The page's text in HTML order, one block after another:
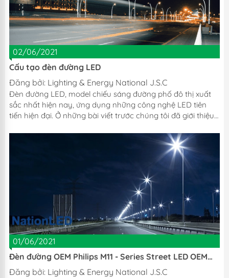
02/06/2021
Cấu tạo đèn đường LED
Đăng bởi: Lighting & Energy National J.S.C
Đèn đường LED, model chiếu sáng đường phố đô thị xuất
sắc nhất hiện nay, ứng dụng những công nghệ LED tiên
tiến hiện đại. Ở những bài viết trước chúng tôi đã giới thiệu
lượng, với những ưu điểm tuyệt vời. Hôm nay chúng tôi sẽ
tổng hợp lại một cách rõ nét nhất về cấu tạo của đèn
đường LED? NationLED mời quý khách hàng theo dõi nội
dung bài viết sau. Tương tự như cấu tạo của các dòng đèn
LED chiếu sáng, đèn đường led gồm có: nguồn, tản...
01/06/2021
Đèn đường OEM Philips M11 - Series Street LED OEM
Đăng bởi: Lighting & Energy National J.S.C